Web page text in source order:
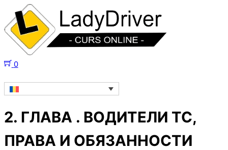
0
2. ГЛАВА . ВОДИТЕЛИ ТС,
ПРАВА И ОБЯЗАННОСТИ